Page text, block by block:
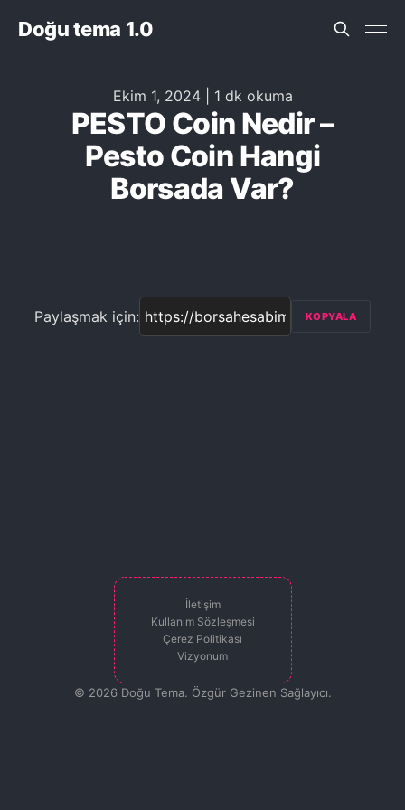
Doğu tema 1.0
Ekim 1, 2024 1 dk okuma
PESTO Coin Nedir –
Pesto Coin Hangi
Borsada Var?
Paylaşmak için: KOPYALA
İletişim
Kullanım Sözleşmesi
Çerez Politikası
Vizyonum
© 2026 Doğu Tema. Özgür Gezinen Sağlayıcı.